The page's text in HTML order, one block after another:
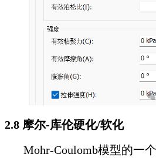
2.8 摩尔-库伦硬化/软化
Mohr-Coulomb模型的一